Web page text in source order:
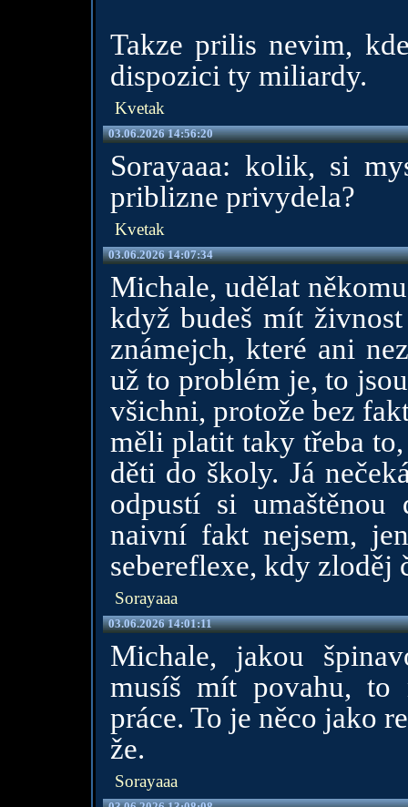
Takze prilis nevim,
dispozici ty miliardy.
Kvetak
03.06.2026 14:56:20
Sorayaaa: kolik, si
priblizne privydela?
Kvetak
03.06.2026 14:07:34
Michale, udělat
když budeš mít
známejch, které ani
už to problém je, to
všichni, protože bez
měli platit taky třeba
děti do školy. Já
odpustí si umaštěnou
naivní fakt nejsem,
sebereflexe, kdy
Sorayaaa
03.06.2026 14:01:11
Michale, jakou
musíš mít povahu, to
práce. To je něco jako
že.
Sorayaaa